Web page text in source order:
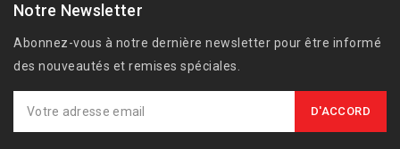
Notre Newsletter
Abonnez-vous à notre dernière newsletter pour être informé
des nouveautés et remises spéciales.